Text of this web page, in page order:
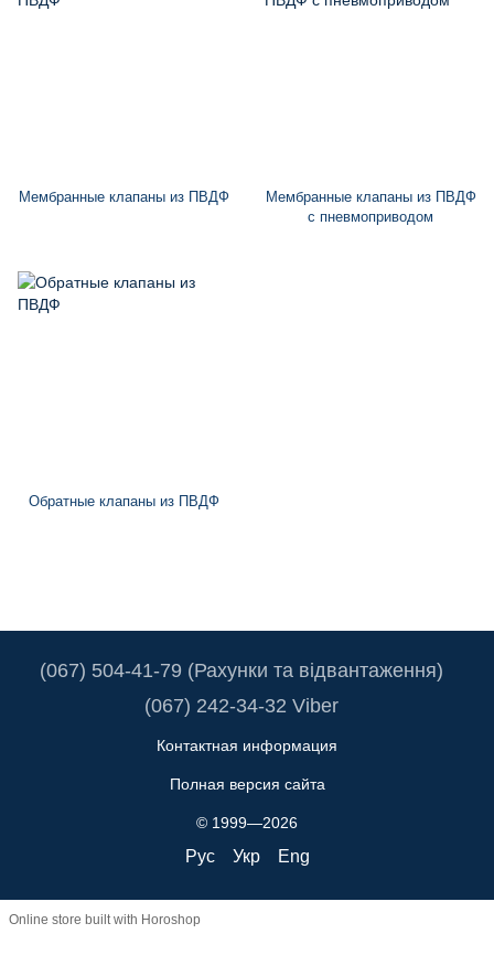
Мембранные клапаны из ПВДФ
Мембранные клапаны из ПВДФ
с пневмоприводом
Обратные клапаны из ПВДФ
(067) 504-41-79 (Рахунки та відвантаження)
(067) 242-34-32 Viber
Контактная информация
Полная версия сайта
© 1999—2026
Рус Укр Eng
Online store built with Horoshop